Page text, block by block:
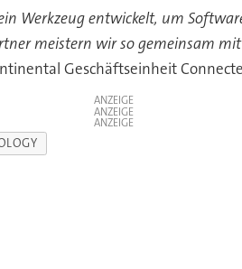
Werkzeug entwickelt, um
meistern wir so gemeinsam
Geschäftseinheit
ANZEIGE
ANZEIGE
ANZEIGE